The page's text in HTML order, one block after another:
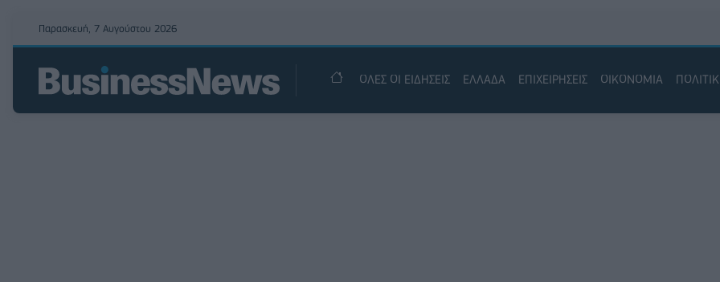
Παρασκευή, 7 Αυγούστου 2026
ΟΛΕΣ ΟΙ ΕΙΔΗΣΕΙΣ ΕΛΛΑΔΑ ΕΠΙΧΕΙΡΗΣΕΙΣ ΟΙΚΟΝΟΜΙΑ